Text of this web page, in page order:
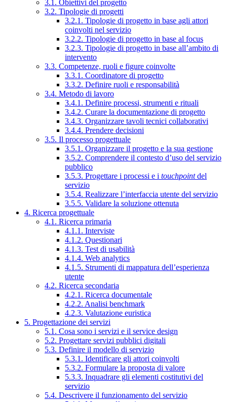
3.1. Obiettivi del progetto
3.2. Tipologie di progetti
3.2.1. Tipologie di progetto in base agli attori
coinvolti nel servizio
3.2.2. Tipologie di progetto in base al focus
3.2.3. Tipologie di progetto in base all’ambito di
intervento
3.3. Competenze, ruoli e figure coinvolte
3.3.1. Coordinatore di progetto
3.3.2. Definire ruoli e responsabilità
3.4. Metodo di lavoro
3.4.1. Definire processi, strumenti e rituali
3.4.2. Curare la documentazione di progetto
3.4.3. Organizzare tavoli tecnici collaborativi
3.4.4. Prendere decisioni
3.5. Il processo progettuale
3.5.1. Organizzare il progetto e la sua gestione
3.5.2. Comprendere il contesto d’uso del servizio
pubblico
3.5.3. Progettare i processi e i touchpointdel
servizio
3.5.4. Realizzare l’interfaccia utente del servizio
3.5.5. Validare la soluzione ottenuta
4. Ricerca progettuale
4.1. Ricerca primaria
4.1.1. Interviste
4.1.2. Questionari
4.1.3. Test di usabilità
4.1.4. Web analytics
4.1.5. Strumenti di mappatura dell’esperienza
utente
4.2. Ricerca secondaria
4.2.1. Ricerca documentale
4.2.2. Analisi benchmark
4.2.3. Valutazione euristica
5. Progettazione dei servizi
5.1. Cosa sono i servizi e il service design
5.2. Progettare servizi pubblici digitali
5.3. Definire il modello di servizio
5.3.1. Identificare gli attori coinvolti
5.3.2. Formulare la proposta di valore
5.3.3. Inquadrare gli elementi costitutivi del
servizio
5.4. Descrivere il funzionamento del servizio